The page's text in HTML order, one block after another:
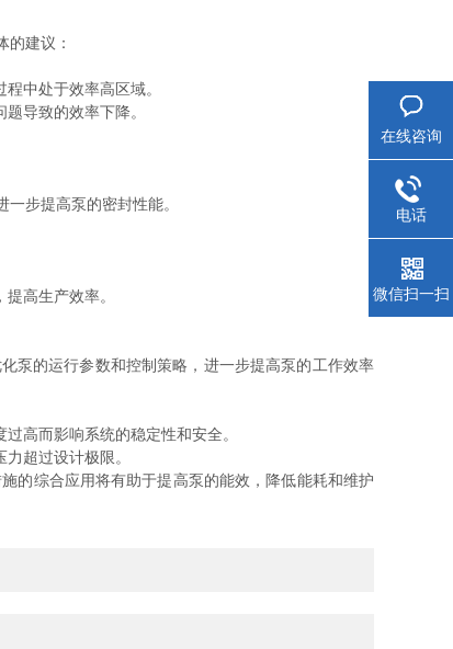
建议：
中处于效率高区域。
导致的效率下降。
步提高泵的密封性能。
高生产效率。
的运行参数和控制策略，进一步提高泵的工作效率
高而影响系统的稳定性和安全。
超过设计极限。
的综合应用将有助于提高泵的能效，降低能耗和维护
在线咨询
电话
微信扫一扫